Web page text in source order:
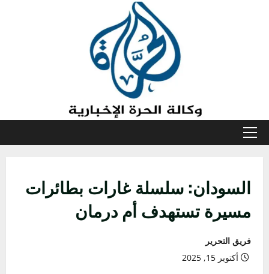
القائمة
السودان: سلسلة غارات بطائرات
مسيرة تستهدف أم درمان
فريق التحرير
أكتوبر 15, 2025